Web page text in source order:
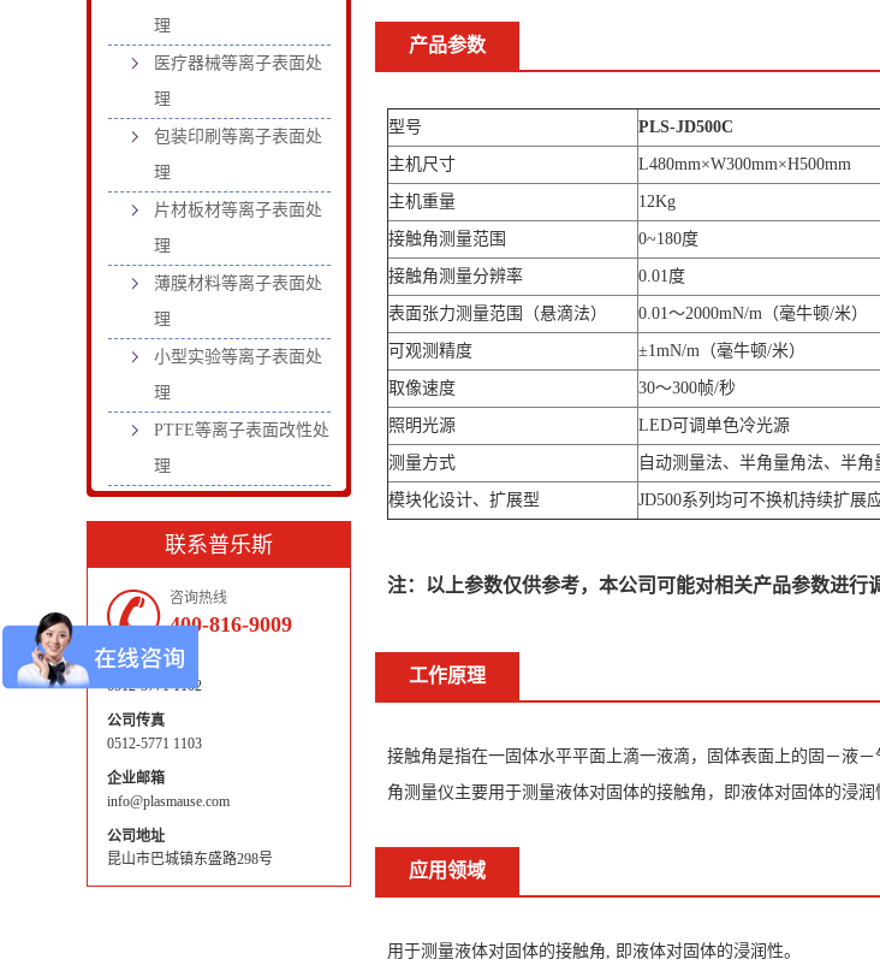
产品参数
型号 PLS-JD500C
主机尺寸 L480mm×W300mm×H500mm
主机重量 12Kg
接触角测量范围 0~180度
接触角测量分辨率 0.01度
表面张力测量范围（悬滴法） 0.01～2000mN/m（毫牛顿/米）
可观测精度 ±1mN/m（毫牛顿/米）
取像速度 30～300帧/秒
照明光源 LED可调单色冷光源
测量方式 自动测量法、半角量角法、半
模块化设计、扩展型 JD500系列均可不换机持续扩展
注：以上参数仅供参考，本公司可能对相关产品参数进行
工作原理
接触角是指在一固体水平平面上滴一液滴，固体表面上的固－液
角测量仪主要用于测量液体对固体的接触角，即液体对固体的浸润
应用领域
用于测量液体对固体的接触角, 即液体对固体的浸润性。
理
医疗器械等离子表面处
理
包装印刷等离子表面处
理
片材板材等离子表面处
理
薄膜材料等离子表面处
理
小型实验等离子表面处
理
PTFE等离子表面改性处
理
联系普乐斯
咨询热线
400-816-9009
公司电话
0512-5771 1102
公司传真
0512-5771 1103
企业邮箱
info@plasmause.com
公司地址
昆山市巴城镇东盛路298号